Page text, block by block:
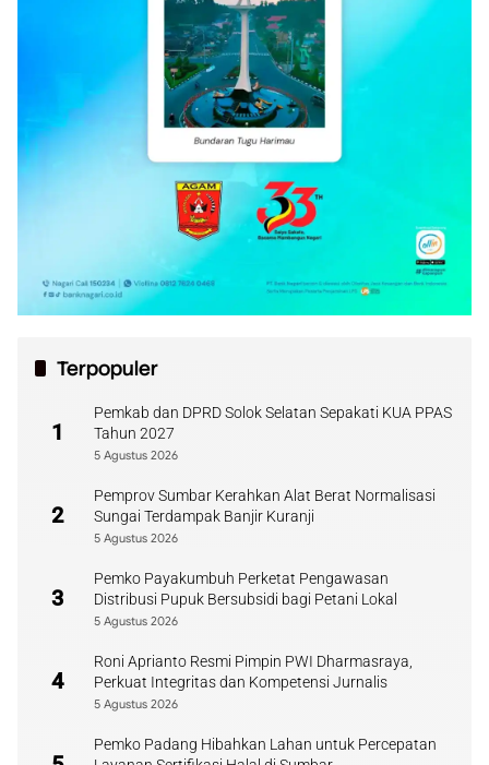
Terpopuler
1
Pemkab dan DPRD Solok Selatan Sepakati KUA PPAS
Tahun 2027
5 Agustus 2026
2
Pemprov Sumbar Kerahkan Alat Berat Normalisasi
Sungai Terdampak Banjir Kuranji
5 Agustus 2026
3
Pemko Payakumbuh Perketat Pengawasan
Distribusi Pupuk Bersubsidi bagi Petani Lokal
5 Agustus 2026
4
Roni Aprianto Resmi Pimpin PWI Dharmasraya,
Perkuat Integritas dan Kompetensi Jurnalis
5 Agustus 2026
Pemko Padang Hibahkan Lahan untuk Percepatan